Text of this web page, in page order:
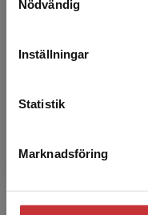
Nödvändig
Inställningar
Statistik
Marknadsföring
att kunna slutföra
kan
När kan
är